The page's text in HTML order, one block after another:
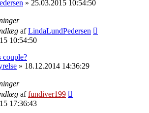
» 25.03.2015 10:54:50
afLindaLundPedersen
10:54:50
couple?
» 18.12.2014 14:36:29
affundiver199
17:36:43